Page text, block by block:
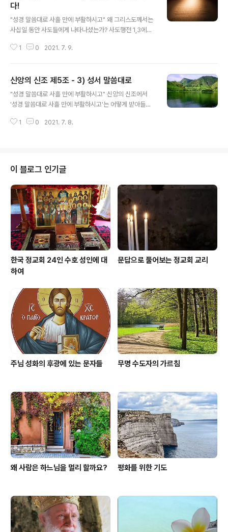
다!
"성경 말씀대로 사흘 만에 부활하시고" 왜 그리스도께서는
사십일 동안 사도들에게 나타나셨는가? 사도행전 1,3에서
써 당신이 여전히 살아 계시다는 것을 보여 주시여 하느님
이 아니라 제자들이 육신을 훔쳐 가서 부활하였다고 말하
는데 이것에 대해서 어떻게 말할 수 있는가? 무덤을 지키던
병사들도 유대인의 대사제들에게 그리스도께서 부활하셨
거짓말을 시키게 하여 그들은 거짓말을 퍼트렸던 것이었
1 0 2021. 7. 9.
신앙의 신조 제5조 - 3) 성서 말씀대로
"성경 말씀대로 사흘 만에 부활하시고" 신앙의 신조에서
'성경 말씀대로 사흘 만에 부활하시고'는 어떻게 받아들여
로가 고린토인들에게 보낸 편지에서 찾아볼 수 있다. "나는
는 사실입니다."(고린토 전 15,3-4) '성경 말씀대로'라고
표현한 것은 어디서 근거를 찾아볼 수가 있는가? 이 표현은
구약의 예언자들이 기록한 대로 예수님께서 돌아가시고 부
활하셨다는 것이다. 성서에서 언급한 부분이 있는가? 이사
야 53장을 보면 주님의 고난과 죽음에 대하여 자세히 언급
하였다. "그를 찌른 것은 우..
1 0 2021. 7. 8.
이 블로그 인기글
한국 정교회 24인 수호 성인에 대
하여
문답으로 풀어보는 정교회 교리
주님 성화의 후광에 있는 문자들 무명 수도자의 가르침
왜 사람은 하느님을 멀리 할까요? 평화를 위한 기도